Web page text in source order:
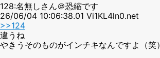
128:名無しさん＠恐縮です
26/06/04 10:06:38.01 Vi1KL4ln0.net
>>124
違うね
やきうそのものがインチキなんですよ（笑）